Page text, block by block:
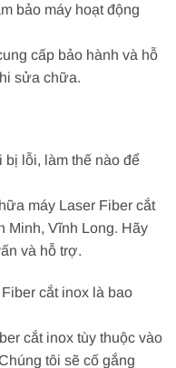
bảo máy hoạt động
cấp bảo hành và hỗ
sửa chữa.
bị lỗi, làm thế nào để
máy Laser Fiber cắt
Minh, Vĩnh Long. Hãy
và hỗ trợ.
cắt inox là bao
cắt inox tùy thuộc vào
tôi sẽ cố gắng